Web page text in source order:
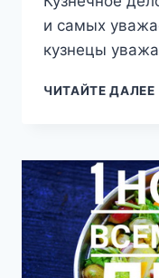
и самых
кузнецы
ЧИТАЙТЕ ДАЛЕЕ